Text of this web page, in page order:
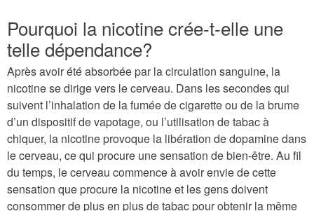
Pourquoi la nicotine crée-t-elle une
telle dépendance?
Après avoir été absorbée par la circulation sanguine, la
nicotine se dirige vers le cerveau. Dans les secondes qui
suivent l’inhalation de la fumée de cigarette ou de la brume
d’un dispositif de vapotage, ou l’utilisation de tabac à
chiquer, la nicotine provoque la libération de dopamine dans
le cerveau, ce qui procure une sensation de bien-être. Au fil
du temps, le cerveau commence à avoir envie de cette
sensation que procure la nicotine et les gens doivent
consommer de plus en plus de tabac pour obtenir la même